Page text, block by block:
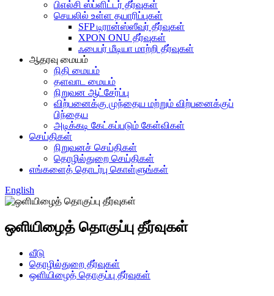
பிஎல்சி ஸ்ப்ளிட்டர் தீர்வுகள்
செயலில் உள்ள தயாரிப்புகள்
SFP டிரான்ஸ்ஸீவர் தீர்வுகள்
XPON ONU தீர்வுகள்
ஃபைபர் மீடியா மாற்றி தீர்வுகள்
ஆதரவு மையம்
நிதி மையம்
தளவாட மையம்
நிறுவன ஆட்சேர்ப்பு
விற்பனைக்கு முந்தைய மற்றும் விற்பனைக்குப்
பிந்தைய
அடிக்கடி கேட்கப்படும் கேள்விகள்
செய்திகள்
நிறுவனச் செய்திகள்
தொழில்துறை செய்திகள்
எங்களைத் தொடர்பு கொள்ளுங்கள்
English
ஒளியிழைத் தொகுப்பு தீர்வுகள்
வீடு
தொழில்துறை தீர்வுகள்
ஒளியிழைத் தொகுப்பு தீர்வுகள்